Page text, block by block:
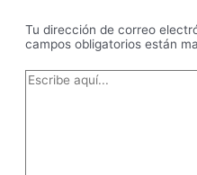
Tu dirección de correo
campos obligatorios están
Escribe